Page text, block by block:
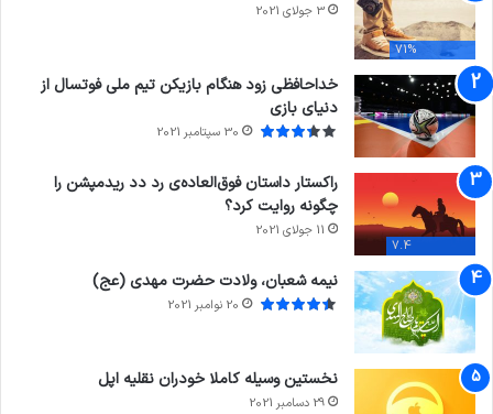
71%
3 جولای 2021
خداحافظی زود هنگام بازیکن تیم ملی فوتسال از
دنیای بازی
30 سپتامبر 2021
7.4
راکستار داستان فوق‌العاده‌ی رد دد ریدمپشن را
چگونه روایت کرد؟
11 جولای 2021
نیمه شعبان، ولادت حضرت مهدی (عج)
20 نوامبر 2021
نخستین وسیله کاملا خودران نقلیه اپل
29 دسامبر 2021